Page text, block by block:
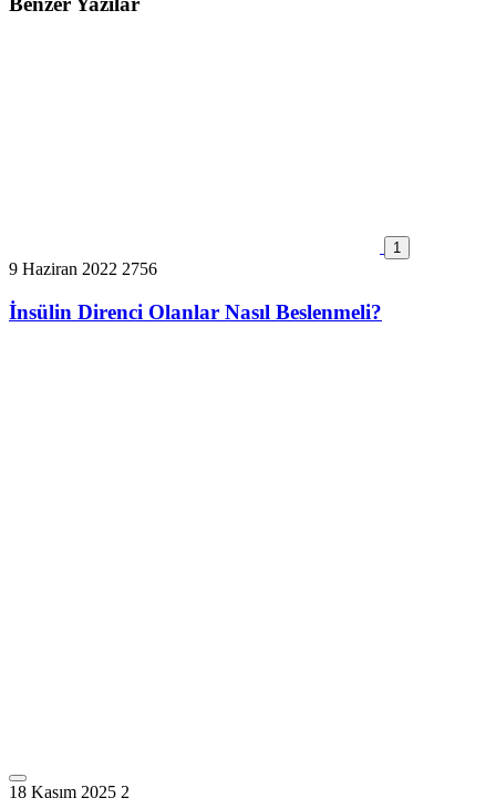
1
9 Haziran 2022 2756
İnsülin Direnci Olanlar Nasıl Beslenmeli?
18 Kasım 2025 2